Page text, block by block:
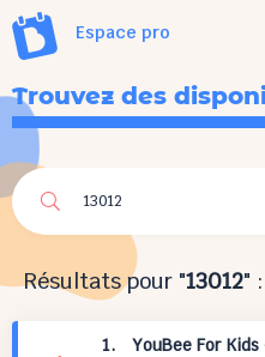
Espace pro
Trouvez des
Résultats pour "13012" :
1. YouBee For